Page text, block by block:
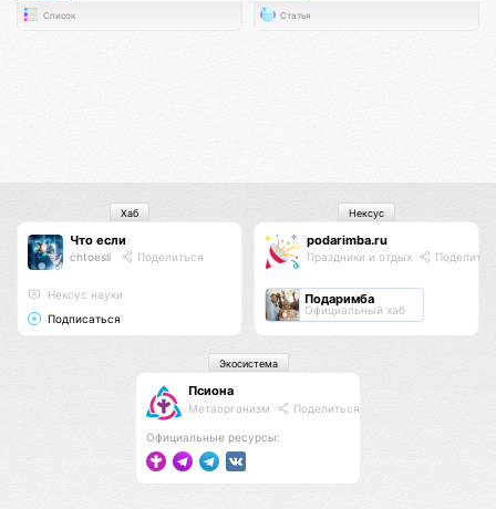
Список Статья
Что если
chtoesli Поделиться
Нексус науки
Подписаться
Хаб
podarimba.ru
Праздники и отдых
Подаримба
Официальный хаб
Нексус
Псиона
Метаорганизм Поделиться
Официальные ресурсы:
Экосистема